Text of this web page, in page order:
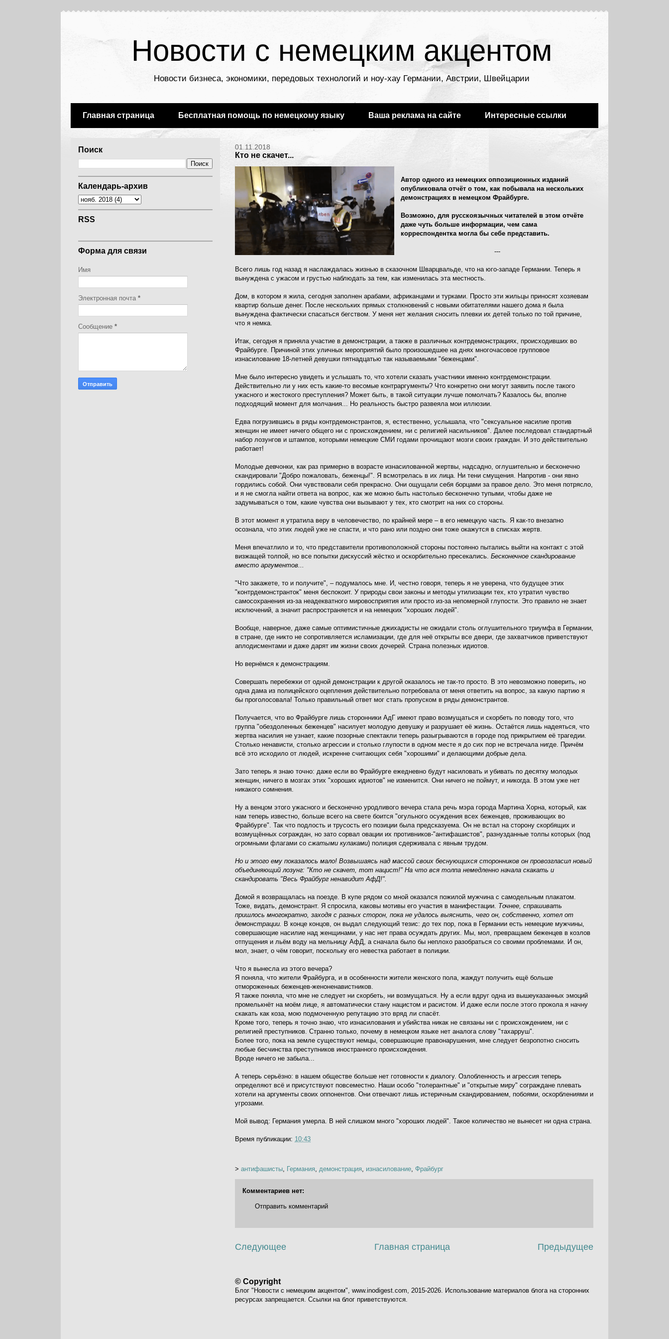
Новости с немецким акцентом
Новости бизнеса, экономики, передовых технологий и ноу-хау Германии, Австрии, Швейцарии
Главная страница Бесплатная помощь по немецкому языку Ваша реклама на сайте Интересные ссылки
01.11.2018
Кто не скачет...
Автор одного из немецких оппозиционных изданий
опубликовала отчёт о том, как побывала на нескольких
демонстрациях в немецком Фрайбурге.
Возможно, для русскоязычных читателей в этом отчёте
даже чуть больше информации, чем сама
корреспондентка могла бы себе представить.
---
Всего лишь год назад я наслаждалась жизнью в сказочном Шварцвальде, что на юго-западе Германии. Теперь я
вынуждена с ужасом и грустью наблюдать за тем, как изменилась эта местность.
Дом, в котором я жила, сегодня заполнен арабами, африканцами и турками. Просто эти жильцы приносят хозяевам
квартир больше денег. После нескольких прямых столкновений с новыми обитателями нашего дома я была
вынуждена фактически спасаться бегством. У меня нет желания сносить плевки их детей только по той причине,
что я немка.
Итак, сегодня я приняла участие в демонстрации, а также в различных контрдемонстрациях, происходивших во
Фрайбурге. Причиной этих уличных мероприятий было произошедшее на днях многочасовое групповое
изнасилование 18-летней девушки пятнадцатью так называемыми "беженцами".
Мне было интересно увидеть и услышать то, что хотели сказать участники именно контрдемонстрации.
Действительно ли у них есть какие-то весомые контраргументы? Что конкретно они могут заявить после такого
ужасного и жестокого преступления? Может быть, в такой ситуации лучше помолчать? Казалось бы, вполне
подходящий момент для молчания... Но реальность быстро развеяла мои иллюзии.
Едва погрузившись в ряды контрдемонстрантов, я, естественно, услышала, что "сексуальное насилие против
женщин не имеет ничего общего ни с происхождением, ни с религией насильников". Далее последовал стандартный
набор лозунгов и штампов, которыми немецкие СМИ годами прочищают мозги своих граждан. И это действительно
работает!
Молодые девчонки, как раз примерно в возрасте изнасилованной жертвы, надсадно, оглушительно и бесконечно
скандировали "Добро пожаловать, беженцы!". Я всмотрелась в их лица. Ни тени смущения. Напротив - они явно
гордились собой. Они чувствовали себя прекрасно. Они ощущали себя борцами за правое дело. Это меня потрясло,
и я не смогла найти ответа на вопрос, как же можно быть настолько бесконечно тупыми, чтобы даже не
задумываться о том, какие чувства они вызывают у тех, кто смотрит на них со стороны.
В этот момент я утратила веру в человечество, по крайней мере – в его немецкую часть. Я как-то внезапно
осознала, что этих людей уже не спасти, и что рано или поздно они тоже окажутся в списках жертв.
Меня впечатлило и то, что представители противоположной стороны постоянно пытались выйти на контакт с этой
визжащей толпой, но все попытки дискуссий жёстко и оскорбительно пресекались. Бесконечное скандирование
вместо аргументов...
"Что закажете, то и получите", – подумалось мне. И, честно говоря, теперь я не уверена, что будущее этих
"контрдемонстранток" меня беспокоит. У природы свои законы и методы утилизации тех, кто утратил чувство
самосохранения из-за неадекватного мировосприятия или просто из-за непомерной глупости. Это правило не знает
исключений, а значит распространяется и на немецких "хороших людей".
Вообще, наверное, даже самые оптимистичные джихадисты не ожидали столь оглушительного триумфа в Германии,
в стране, где никто не сопротивляется исламизации, где для неё открыты все двери, где захватчиков приветствуют
аплодисментами и даже дарят им жизни своих дочерей. Страна полезных идиотов.
Но вернёмся к демонстрациям.
Совершать перебежки от одной демонстрации к другой оказалось не так-то просто. В это невозможно поверить, но
одна дама из полицейского оцепления действительно потребовала от меня ответить на вопрос, за какую партию я
бы проголосовала! Только правильный ответ мог стать пропуском в ряды демонстрантов.
Получается, что во Фрайбурге лишь сторонники АдГ имеют право возмущаться и скорбеть по поводу того, что
группа "обездоленных беженцев" насилует молодую девушку и разрушает её жизнь. Остаётся лишь надеяться, что
жертва насилия не узнает, какие позорные спектакли теперь разыгрываются в городе под прикрытием её трагедии.
Столько ненависти, столько агрессии и столько глупости в одном месте я до сих пор не встречала нигде. Причём
всё это исходило от людей, искренне считающих себя "хорошими" и делающими добрые дела.
Зато теперь я знаю точно: даже если во Фрайбурге ежедневно будут насиловать и убивать по десятку молодых
женщин, ничего в мозгах этих "хороших идиотов" не изменится. Они ничего не поймут, и никогда. В этом уже нет
никакого сомнения.
Ну а венцом этого ужасного и бесконечно уродливого вечера стала речь мэра города Мартина Хорна, который, как
нам теперь известно, больше всего на свете боится "огульного осуждения всех беженцев, проживающих во
Фрайбурге". Так что подлость и трусость его позиции была предсказуема. Он не встал на сторону скорбящих и
возмущённых сограждан, но зато сорвал овации их противников-"антифашистов", разнузданные толпы которых (под
огромными флагами со сжатыми кулаками) полиция сдерживала с явным трудом.
Но и этого ему показалось мало! Возвышаясь над массой своих беснующихся сторонников он провозгласил новый
объединяющий лозунг: "Кто не скачет, тот нацист!" На что вся толпа немедленно начала скакать и
скандировать "Весь Фрайбург ненавидит АфД!".
Домой я возвращалась на поезде. В купе рядом со мной оказался пожилой мужчина с самодельным плакатом.
Тоже, видать, демонстрант. Я спросила, каковы мотивы его участия в манифестации. Точнее, спрашивать
пришлось многократно, заходя с разных сторон, пока не удалось выяснить, чего он, собственно, хотел от
демонстрации. В конце концов, он выдал следующий тезис: до тех пор, пока в Германии есть немецкие мужчины,
совершающие насилие над женщинами, у нас нет права осуждать других. Мы, мол, превращаем беженцев в козлов
отпущения и льём воду на мельницу АфД, а сначала было бы неплохо разобраться со своими проблемами. И он,
мол, знает, о чём говорит, поскольку его невестка работает в полиции.
Что я вынесла из этого вечера?
Я поняла, что жители Фрайбурга, и в особенности жители женского пола, жаждут получить ещё больше
отмороженных беженцев-женоненавистников.
Я также поняла, что мне не следует ни скорбеть, ни возмущаться. Ну а если вдруг одна из вышеуказанных эмоций
промелькнёт на моём лице, я автоматически стану нацистом и расистом. И даже если после этого прокола я начну
скакать как коза, мою подмоченную репутацию это вряд ли спасёт.
Кроме того, теперь я точно знаю, что изнасилования и убийства никак не связаны ни с происхождением, ни с
религией преступников. Странно только, почему в немецком языке нет аналога слову "тахарруш".
Более того, пока на земле существуют немцы, совершающие правонарушения, мне следует безропотно сносить
любые бесчинства преступников иностранного происхождения.
Вроде ничего не забыла...
А теперь серьёзно: в нашем обществе больше нет готовности к диалогу. Озлобленность и агрессия теперь
определяют всё и присутствуют повсеместно. Наши особо "толерантные" и "открытые миру" сограждане плевать
хотели на аргументы своих оппонентов. Они отвечают лишь истеричным скандированием, побоями, оскорблениями и
угрозами.
Мой вывод: Германия умерла. В ней слишком много "хороших людей". Такое количество не вынесет ни одна страна.
Время публикации: 10:43
> антифашисты Германия демонстрация изнасилование Фрайбург
Комментариев нет:
Отправить комментарий
Следующее Предыдущее
Главная страница
© Copyright
Блог "Новости с немецким акцентом", www.inodigest.com, 2015-2026. Использование материалов блога на сторонних
ресурсах запрещается. Ссылки на блог приветствуются.
Поиск
Календарь-архив
RSS
Форма для связи
Имя
Электронная почта *
Сообщение *